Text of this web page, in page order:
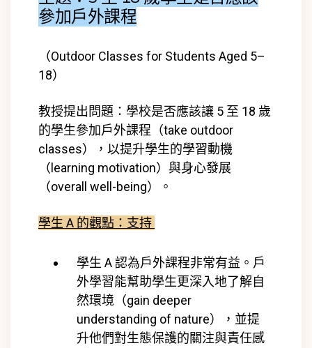
參加戶外課程
（Outdoor Classes for Students Aged 5–
18）
教授提出問題：學校是否應該讓 5 至 18 歲
的學生參加戶外課程（take outdoor
classes），以提升學生的學習動機
（learning motivation）與身心發展
（overall well-being）。
學生 A 的觀點：支持
學生 A 認為戶外課程非常有益。戶
外學習能幫助學生更深入地了解自
然環境（gain deeper
understanding of nature），並提
升他們對生態保護的關注與責任感